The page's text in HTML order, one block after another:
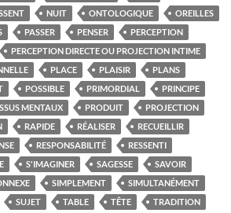
NUIT ONTOLOGIQUE
OREILLES
PASSER PENSER
PERCEPTION
PERCEPTION DIRECTE OU PROJECTION INTIME
PLACE PLAISIR
PLANS
POSSIBLE PRIMORDIAL
PRINCIPE
MENTAUX PRODUIT
PROJECTION
RAPIDE RÉALISER
RECUEILLIR
RESPONSABILITÉ
RESSENTI
S'IMAGINER SAGESSE
SAVOIR
SIMPLEMENT
SIMULTANÉMENT
SUJET TABLE TÊTE
TRADITION